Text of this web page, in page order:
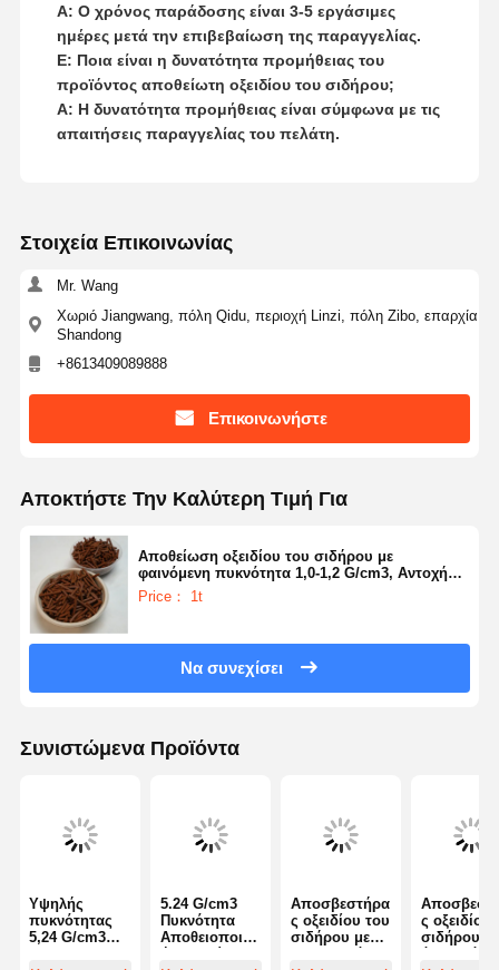
Α: Ο χρόνος παράδοσης είναι 3-5 εργάσιμες
ημέρες μετά την επιβεβαίωση της παραγγελίας.
Ε: Ποια είναι η δυνατότητα προμήθειας του
προϊόντος αποθείωτη οξειδίου του σιδήρου;
Α: Η δυνατότητα προμήθειας είναι σύμφωνα με τις
απαιτήσεις παραγγελίας του πελάτη.
Στοιχεία Επικοινωνίας
Mr. Wang
Χωριό Jiangwang, πόλη Qidu, περιοχή Linzi, πόλη Zibo, επαρχία
Shandong
+8613409089888
Επικοινωνήστε
Αποκτήστε Την Καλύτερη Τιμή Για
Αποθείωση οξειδίου του σιδήρου με
φαινόμενη πυκνότητα 1,0-1,2 G/cm3, Αντοχή
στην τριβή ≤1% και τιμή pH 6-9 για
αποτελεσματική απομάκρυνση H2S
Price： 1t
Να συνεχίσει
Συνιστώμενα Προϊόντα
Υψηλής
πυκνότητας
5,24 G/cm3
5.24 G/cm3
Πυκνότητα
Αποθειοποιητ
Αποσβεστήρα
ς οξειδίου του
σιδήρου με
ς οξειδίου
σιδήρου με